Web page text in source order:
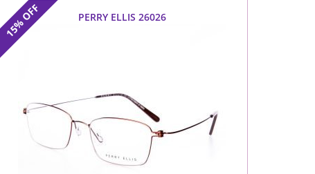
15%
OFF PERRY ELLIS 26026